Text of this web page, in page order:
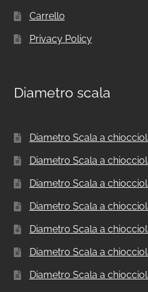
Carrello
Privacy Policy
Diametro scala
Diametro Scala a
Diametro Scala a
Diametro Scala a
Diametro Scala a
Diametro Scala a
Diametro Scala a
Diametro Scala a